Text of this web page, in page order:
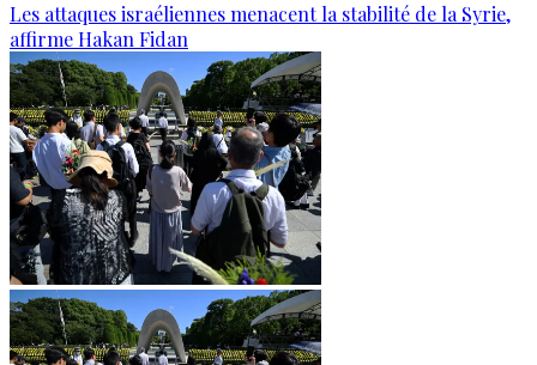
Les attaques israéliennes menacent la stabilité de la Syrie,
affirme Hakan Fidan